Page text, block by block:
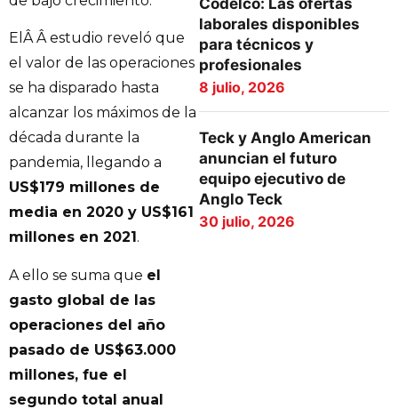
ElÂ Â estudio reveló que
el valor de las operaciones
se ha disparado hasta
alcanzar los máximos de la
década durante la
pandemia, llegando a
US$179 millones de
media en 2020 y US$161
millones en 2021 .
A ello se suma que el
gasto global de las
operaciones del año
pasado de US$63.000
millones, fue el
segundo total anual
Codelco: Las ofertas
laborales disponibles
para técnicos y
profesionales
8 julio, 2026
Teck y Anglo American
anuncian el futuro
equipo ejecutivo de
Anglo Teck
30 julio, 2026